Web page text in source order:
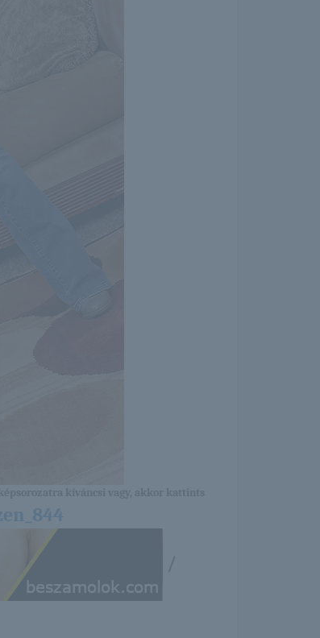
kíváncsi vagy, akkor kattints